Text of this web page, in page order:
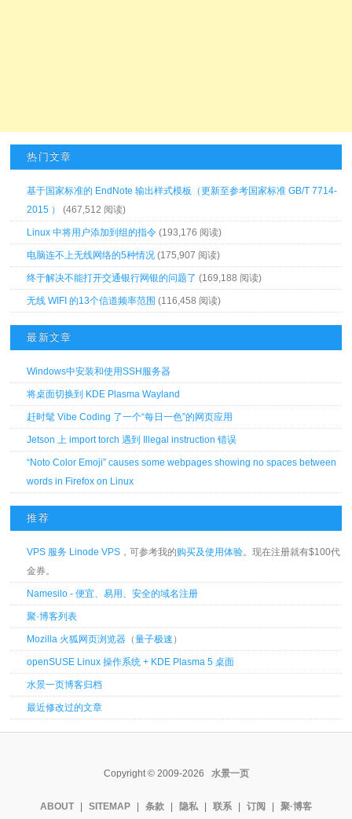
热门文章
基于国家标准的 EndNote 输出样式模板（更新至参考国家标准 GB/T 7714-
2015 ）
(467,512 阅读)
Linux 中将用户添加到组的指令 (193,176 阅读)
电脑连不上无线网络的5种情况 (175,907 阅读)
终于解决不能打开交通银行网银的问题了 (169,188 阅读)
无线 WIFI 的13个信道频率范围 (116,458 阅读)
最新文章
Windows中安装和使用SSH服务器
将桌面切换到 KDE Plasma Wayland
赶时髦 Vibe Coding 了一个“每日一色”的网页应用
Jetson 上 import torch 遇到 Illegal instruction 错误
“Noto Color Emoji” causes some webpages showing no spaces between
words in Firefox on Linux
推荐
VPS 服务 Linode VPS ，可参考我的购买及使用体验。现在注册就有$100代
金券。
Namesilo - 便宜、易用、安全的域名注册
聚·博客列表
Mozilla 火狐网页浏览器 （量子极速 ）
openSUSE Linux 操作系统 + KDE Plasma 5 桌面
水景一页博客归档
最近修改过的文章
Copyright © 2009-2026 水景一页
ABOUT | SITEMAP | 条款 | 隐私 | 联系 | 订阅 | 聚·博客